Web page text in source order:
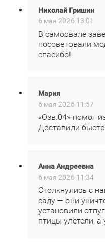
Николай Гришин
6 мая 2026 13:01
В самосвале
посоветовали
спасибо!
Мария
6 мая 2026 11:57
«Озв.04» помог
Доставили
Анна Андреевна
6 мая 2026 11:34
Столкнулись с
саду — они
установили
птицы улетели,